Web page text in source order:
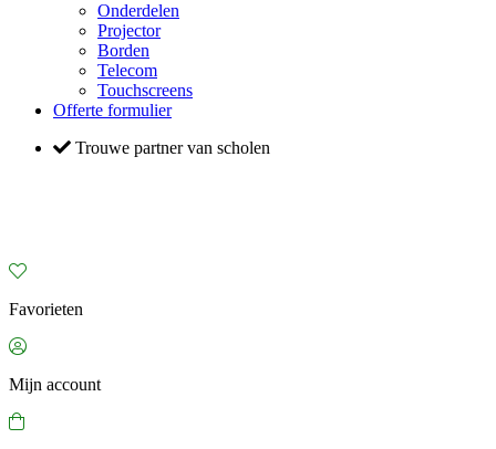
Onderdelen
Projector
Borden
Telecom
Touchscreens
Offerte formulier
Trouwe partner van scholen
Favorieten
Mijn account